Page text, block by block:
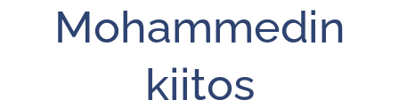
Mohammedin
kiitos